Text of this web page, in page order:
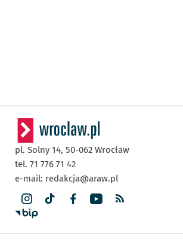
pl. Solny 14, 50-062 Wrocław
tel. 71 776 71 42
e-mail: redakcja@araw.pl